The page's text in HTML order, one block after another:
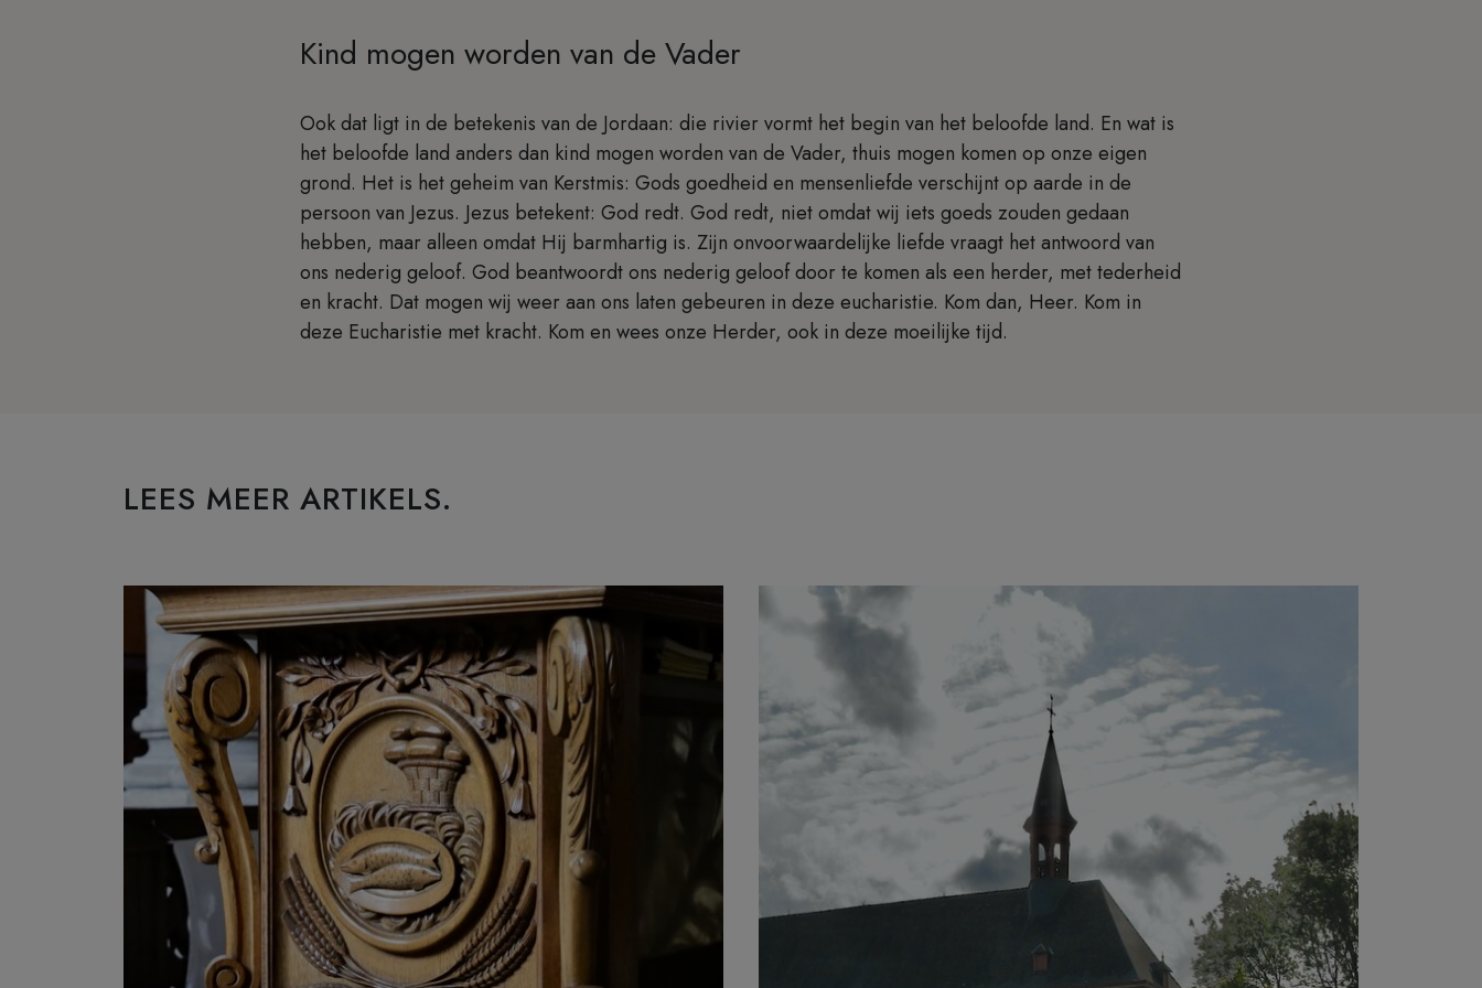
Kind mogen worden van de Vader
Ook dat ligt in de betekenis van de Jordaan: die rivier vormt het begin van het beloofde land. En wat is
het beloofde land anders dan kind mogen worden van de Vader, thuis mogen komen op onze eigen
grond. Het is het geheim van Kerstmis: Gods goedheid en mensenliefde verschijnt op aarde in de
persoon van Jezus. Jezus betekent: God redt. God redt, niet omdat wij iets goeds zouden gedaan
hebben, maar alleen omdat Hij barmhartig is. Zijn onvoorwaardelijke liefde vraagt het antwoord van
ons nederig geloof. God beantwoordt ons nederig geloof door te komen als een herder, met tederheid
en kracht. Dat mogen wij weer aan ons laten gebeuren in deze eucharistie. Kom dan, Heer. Kom in
deze Eucharistie met kracht. Kom en wees onze Herder, ook in deze moeilijke tijd.
LEES MEER ARTIKELS.